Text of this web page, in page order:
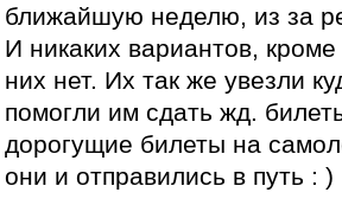
ближайшую неделю, из за
И никаких вариантов, кроме
них нет. Их так же увезли
помогли им сдать жд.
дорогущие билеты на
они и отправились в путь : )